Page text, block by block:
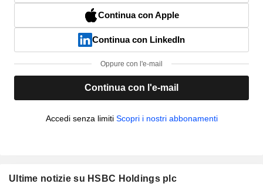
Continua con Apple
Continua con LinkedIn
Oppure con l'e-mail
Continua con l'e-mail
Accedi senza limiti Scopri i nostri abbonamenti
Ultime notizie su HSBC Holdings plc